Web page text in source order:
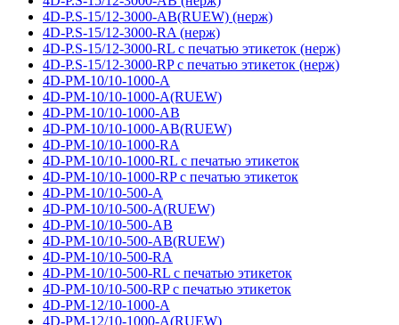
4D-P.S-15/12-3000-AB(RUEW) (нерж)
4D-P.S-15/12-3000-RA (нерж)
4D-P.S-15/12-3000-RL с печатью этикеток (нерж)
4D-P.S-15/12-3000-RP с печатью этикеток (нерж)
4D-PM-10/10-1000-A
4D-PM-10/10-1000-A(RUEW)
4D-PM-10/10-1000-AB
4D-PM-10/10-1000-AB(RUEW)
4D-PM-10/10-1000-RA
4D-PM-10/10-1000-RL с печатью этикеток
4D-PM-10/10-1000-RP с печатью этикеток
4D-PM-10/10-500-A
4D-PM-10/10-500-A(RUEW)
4D-PM-10/10-500-AB
4D-PM-10/10-500-AB(RUEW)
4D-PM-10/10-500-RA
4D-PM-10/10-500-RL с печатью этикеток
4D-PM-10/10-500-RP с печатью этикеток
4D-PM-12/10-1000-A
4D-PM-12/10-1000-A(RUEW)